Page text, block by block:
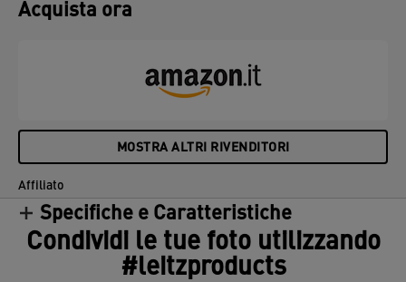
Acquista ora
MOSTRA ALTRI RIVENDITORI
Affiliato
Specifiche e Caratteristiche
Condividi le tue foto utilizzando
#leitzproducts